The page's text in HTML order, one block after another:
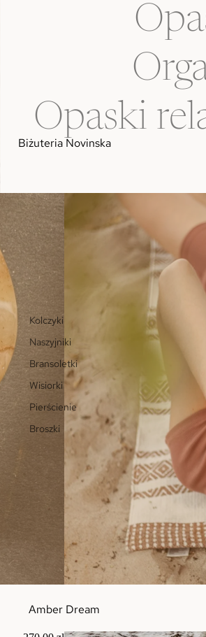
Biżuteria Novinska
Kolczyki
Naszyjniki
Bransoletki
Wisiorki
Pierścienie
Broszki
Amber Dream
Opaski